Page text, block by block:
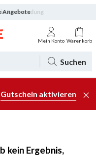
Angebote
Mein Konto Warenkorb
Suchen
Gutschein aktivieren
kein Ergebnis,